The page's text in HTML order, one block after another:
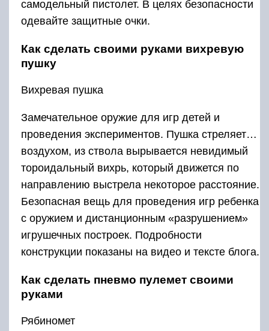
самодельный пистолет. В целях безопасности
одевайте защитные очки.
Как сделать своими руками вихревую
пушку
Вихревая пушка
Замечательное оружие для игр детей и
проведения экспериментов. Пушка стреляет…
воздухом, из ствола вырывается невидимый
тороидальный вихрь, который движется по
направлению выстрела некоторое расстояние.
Безопасная вещь для проведения игр ребенка
с оружием и дистанционным «разрушением»
игрушечных построек. Подробности
конструкции показаны на видео и тексте блога.
Как сделать пневмо пулемет своими
руками
Рябиномет